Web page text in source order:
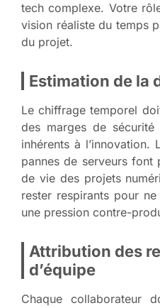
tech complexe. Votre
vision réaliste du temps
du projet.
Estimation de la
Le chiffrage temporel
des marges de
inhérents à l’innovation.
pannes de serveurs font
de vie des projets
rester respirants pour
une pression contre-
Attribution des
d’équipe
Chaque collaborateur